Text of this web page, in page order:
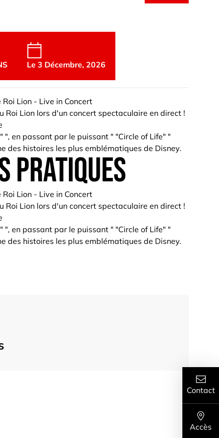
Contact
Accès
Le 3 Décembre, 2026
Lion - Live in Concert
Roi Lion lors d'un concert spectaculaire en direct !
en passant par le puissant " "Circle of Life" "
des histoires les plus emblématiques de Disney.
pratiques
Lion - Live in Concert
Roi Lion lors d'un concert spectaculaire en direct !
en passant par le puissant " "Circle of Life" "
des histoires les plus emblématiques de Disney.